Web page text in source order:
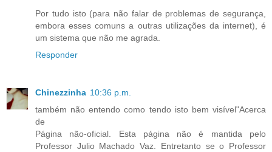
Por tudo isto (para não falar de problemas de segurança,
embora esses comuns a outras utilizações da internet), é
um sistema que não me agrada.
Responder
Chinezzinha 10:36 p.m.
também não entendo como tendo isto bem visível"Acerca
de
Página não-oficial. Esta página não é mantida pelo
Professor Julio Machado Vaz. Entretanto se o Professor